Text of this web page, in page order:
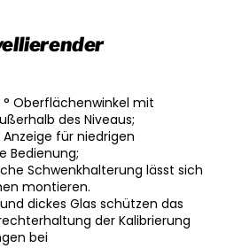
Oberflächenwinkel mit
des Niveaus;
für niedrigen
Bedienung;
Schwenkhalterung lässt sich
montieren.
dickes Glas schützen das
der Kalibrierung
bei